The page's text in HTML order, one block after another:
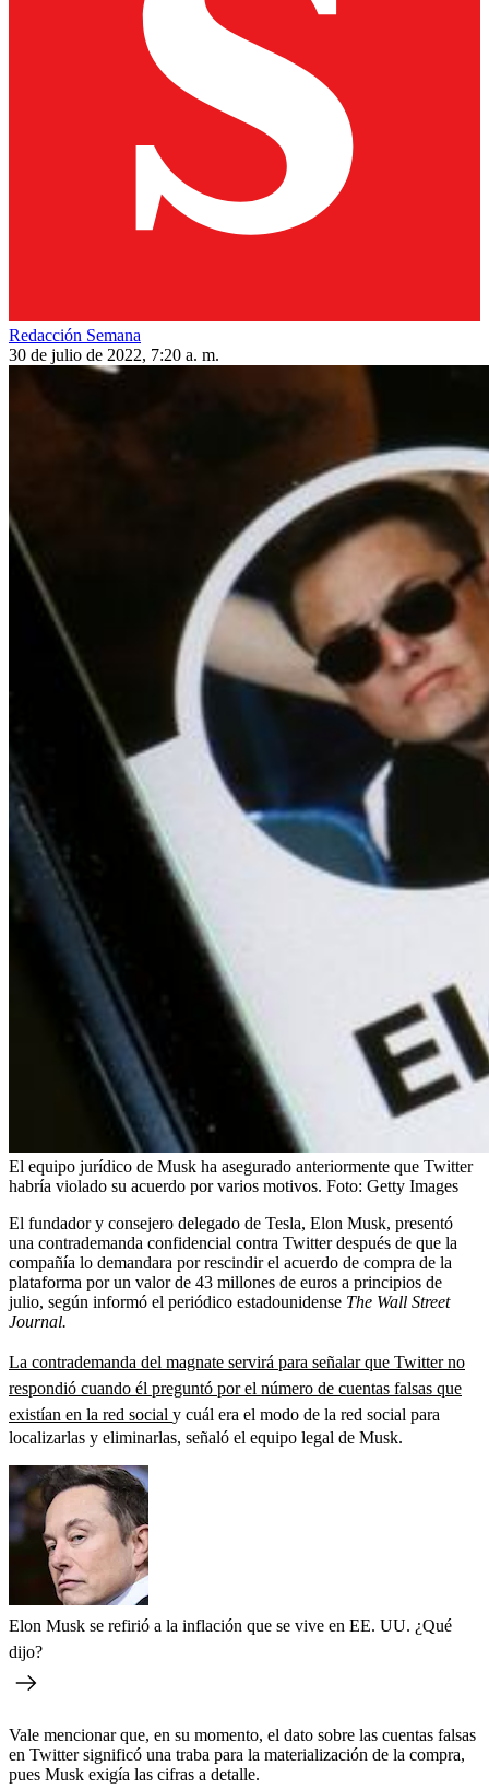
Redacción Semana
30 de julio de 2022, 7:20 a. m.
El equipo jurídico de Musk ha asegurado anteriormente que Twitter
habría violado su acuerdo por varios motivos. Foto: Getty Images
El fundador y consejero delegado de Tesla, Elon Musk, presentó
una contrademanda confidencial contra Twitter después de que la
compañía lo demandara por rescindir el acuerdo de compra de la
plataforma por un valor de 43 millones de euros a principios de
julio, según informó el periódico estadounidense The Wall Street
Journal.
La contrademanda del magnate servirá para señalar que Twitter no
respondió cuando él preguntó por el número de cuentas falsas que
existían en la red social y cuál era el modo de la red social para
localizarlas y eliminarlas, señaló el equipo legal de Musk.
Elon Musk se refirió a la inflación que se vive en EE. UU. ¿Qué
dijo?
Vale mencionar que, en su momento, el dato sobre las cuentas falsas
en Twitter significó una traba para la materialización de la compra,
pues Musk exigía las cifras a detalle.